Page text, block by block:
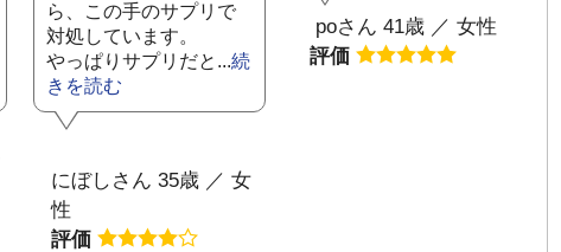
ら、この手のサプリで
対処しています。
やっぱりサプリだと...続
きを読む
にぼしさん 35歳 ／ 女
性
評価
poさん 41歳 ／ 女性
評価